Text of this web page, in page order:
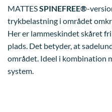
MATTESSPINEFREE®-
trykbelastning i området
Her er lammeskindet skåret
plads. Det betyder, at
området. Ideel i kombination
system.